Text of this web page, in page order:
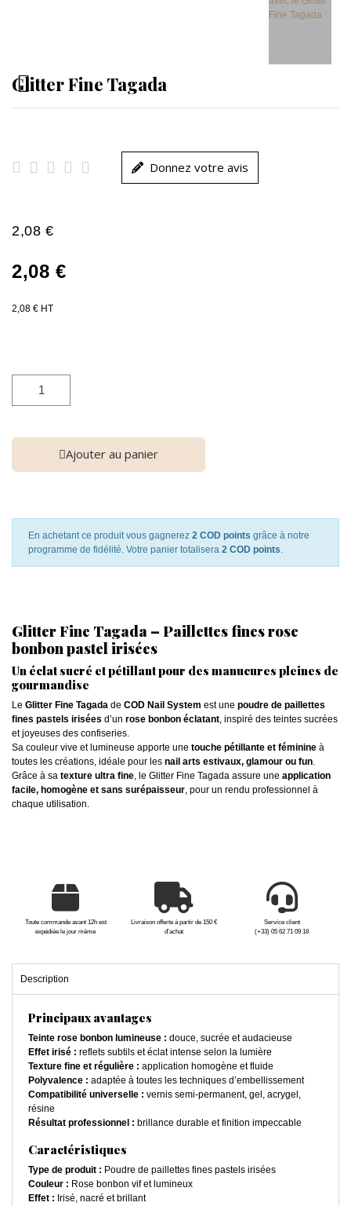
Glitter Fine Tagada
     Donnez votre avis
2,08 €
2,08 €
2,08 € HT
Ajouter au panier
En achetant ce produit vous gagnerez 2 COD points grâce à notre
programme de fidélité. Votre panier totalisera 2 COD points.
Glitter Fine Tagada – Paillettes fines rose
bonbon pastel irisées
Un éclat sucré et pétillant pour des manucures pleines de
gourmandise
Le Glitter Fine Tagada de COD Nail System est une poudre de paillettes
fines pastels irisées d’un rose bonbon éclatant, inspiré des teintes sucrées
et joyeuses des confiseries.
Sa couleur vive et lumineuse apporte une touche pétillante et féminine à
toutes les créations, idéale pour les nail arts estivaux, glamour ou fun.
Grâce à sa texture ultra fine, le Glitter Fine Tagada assure une application
facile, homogène et sans surépaisseur, pour un rendu professionnel à
chaque utilisation.
Toute commande avant 12h est
expédiée le jour même
Livraison offerte à partir de 150 €
d'achat
Service client
(+33) 05 62 71 09 18
Description
Principaux avantages
Teinte rose bonbon lumineuse : douce, sucrée et audacieuse
Effet irisé : reflets subtils et éclat intense selon la lumière
Texture fine et régulière : application homogène et fluide
Polyvalence : adaptée à toutes les techniques d’embellissement
Compatibilité universelle : vernis semi-permanent, gel, acrygel,
résine
Résultat professionnel : brillance durable et finition impeccable
Caractéristiques
Type de produit : Poudre de paillettes fines pastels irisées
Couleur : Rose bonbon vif et lumineux
Effet : Irisé, nacré et brillant